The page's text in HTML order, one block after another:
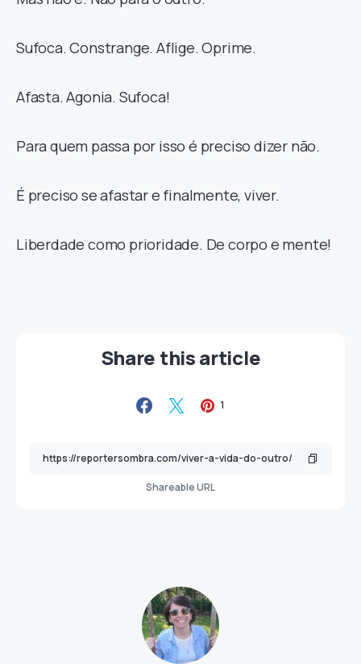
Sufoca. Constrange. Aflige. Oprime.
Afasta. Agonia. Sufoca!
Para quem passa por isso é preciso dizer não.
É preciso se afastar e finalmente, viver.
Liberdade como prioridade. De corpo e mente!
Share this article
1
Shareable URL